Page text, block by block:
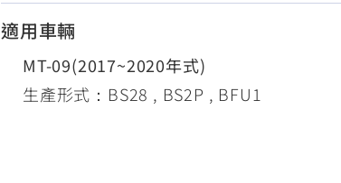
適用車輛
MT-09(2017~2020年式)
生產形式：BS28 , BS2P , BFU1